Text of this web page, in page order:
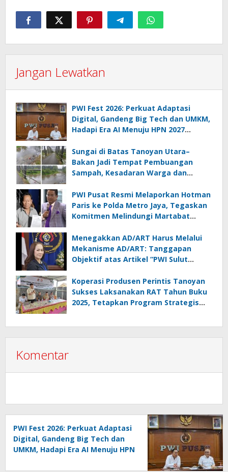
Jangan Lewatkan
PWI Fest 2026: Perkuat Adaptasi
Digital, Gandeng Big Tech dan UMKM,
Hadapi Era AI Menuju HPN 2027
Sungai di Batas Tanoyan Utara–
Bakan Jadi Tempat Pembuangan
Sampah, Kesadaran Warga dan
PWI Pusat Resmi Melaporkan Hotman
Paris ke Polda Metro Jaya, Tegaskan
Komitmen Melindungi Martabat
Menegakkan AD/ART Harus Melalui
Mekanisme AD/ART: Tanggapan
Objektif atas Artikel “PWI Sulut
Melanggar Aturan”
Koperasi Produsen Perintis Tanoyan
Sukses Laksanakan RAT Tahun Buku
2025, Tetapkan Program Strategis
Komentar
PWI Fest 2026: Perkuat Adaptasi
Digital, Gandeng Big Tech dan
UMKM, Hadapi Era AI Menuju HPN